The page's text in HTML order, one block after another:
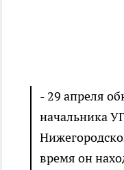
- 29 апреля
начальника
время он